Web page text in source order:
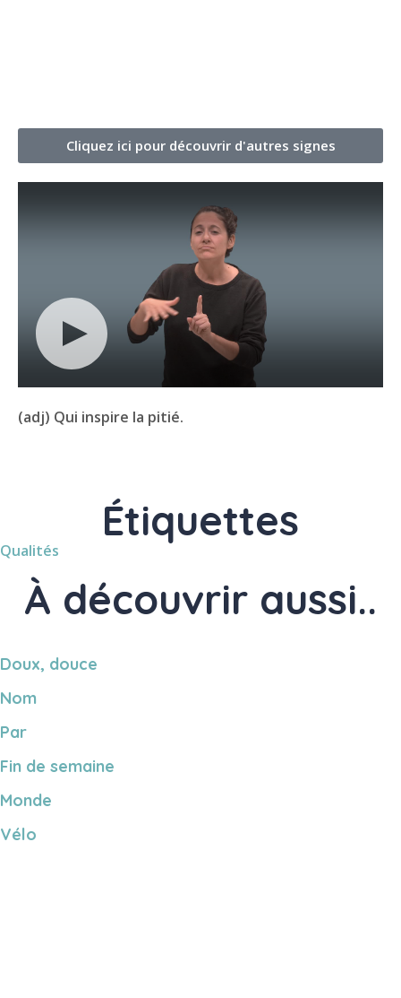
Cliquez ici pour découvrir d'autres signes
(adj) Qui inspire la pitié.
Étiquettes
Qualités
À découvrir aussi..
Doux, douce
Nom
Par
Fin de semaine
Monde
Vélo